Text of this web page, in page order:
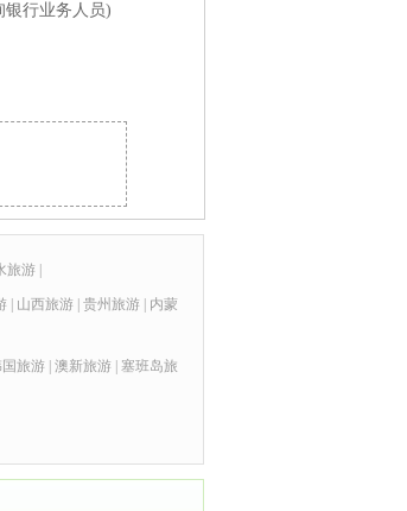
银行业务人员)
旅游
山西旅游 贵州旅游
内蒙
旅游 澳新旅游 塞班岛旅